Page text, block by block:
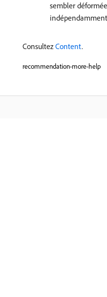
sembler
Consultez Content.
recommendation-more-help